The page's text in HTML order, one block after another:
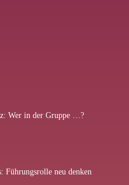
Wer in der Gruppe …?
Führungsrolle neu denken